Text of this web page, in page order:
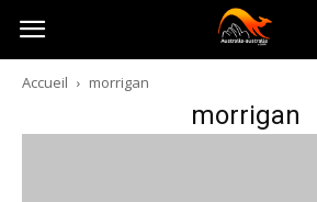
Australia-
australie.com
Accueil morrigan
morrigan